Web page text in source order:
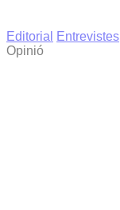
Editorial
Entrevistes
Opinió